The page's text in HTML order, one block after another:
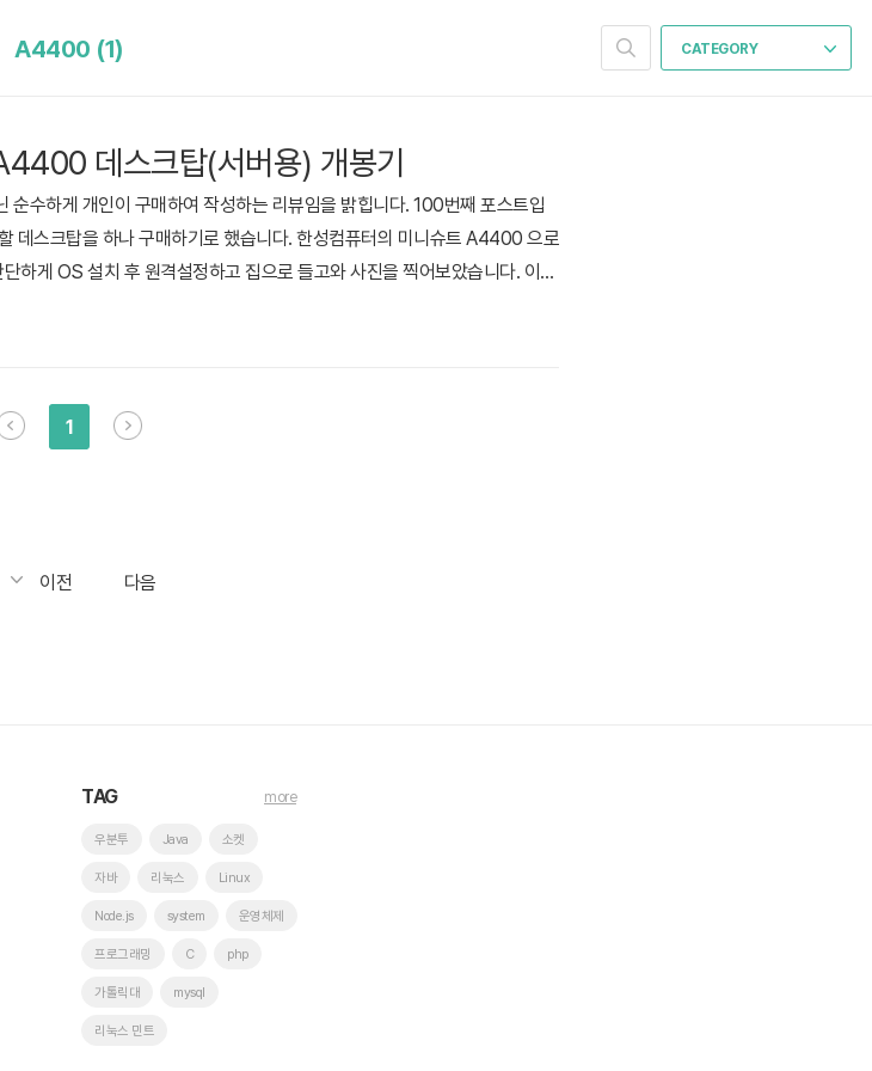
CATEGORY
A4400 (1)
데스크탑(서버용) 개봉기
수하게 개인이 구매하여 작성하는 리뷰임을 밝힙니다. 100번째 포스트입
데스크탑을 하나 구매하기로 했습니다. 한성컴퓨터의 미니슈트 A4400 으로
하게 OS 설치 후 원격설정하고 집으로 들고와 사진을 찍어보았습니다. 이렇
부를 보면 메인보드가 들어있었던 케이스와 본체가 들어있는 박스가 하나
1
이전 다음
TAG
우분투 Java 소켓
자바 리눅스 Linux
Node.js system 운영체제
프로그래밍 C php
가톨릭대 mysql
리눅스 민트
more